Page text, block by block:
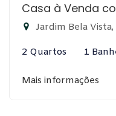
Casa à Venda
Jardim Bela
2 Quartos 1
Mais informações